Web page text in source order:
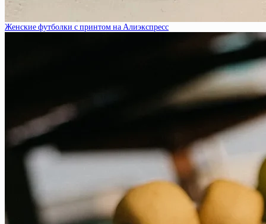
Женские футболки с принтом на Алиэкспресс